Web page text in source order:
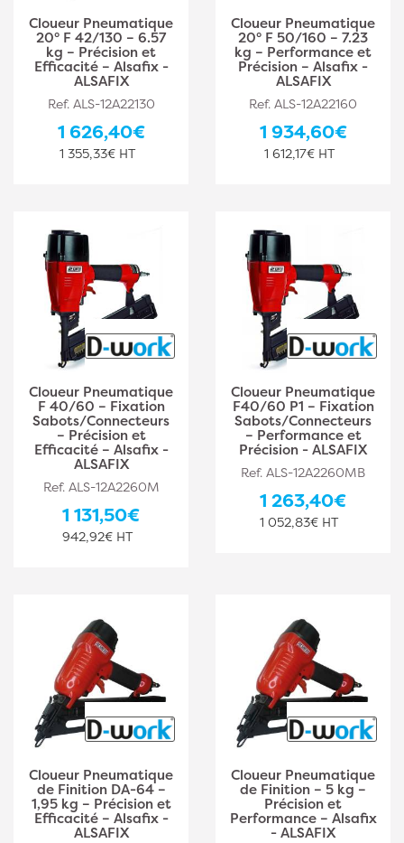
Cloueur Pneumatique
20° F 42/130 – 6.57
kg – Précision et
Efficacité – Alsafix -
ALSAFIX
Ref. ALS-12A22130
1 626,40€
1 355,33€ HT
Cloueur Pneumatique
20° F 50/160 – 7.23
kg – Performance et
Précision – Alsafix -
ALSAFIX
Ref. ALS-12A22160
1 934,60€
1 612,17€ HT
Cloueur Pneumatique
F 40/60 – Fixation
Sabots/Connecteurs
– Précision et
Efficacité – Alsafix -
ALSAFIX
Ref. ALS-12A2260M
1 131,50€
942,92€ HT
Cloueur Pneumatique
F40/60 P1 – Fixation
Sabots/Connecteurs
– Performance et
Précision - ALSAFIX
Ref. ALS-12A2260MB
1 263,40€
1 052,83€ HT
Cloueur Pneumatique
de Finition DA-64 –
1,95 kg – Précision et
Efficacité – Alsafix -
ALSAFIX
Cloueur Pneumatique
de Finition – 5 kg –
Précision et
Performance – Alsafix
- ALSAFIX